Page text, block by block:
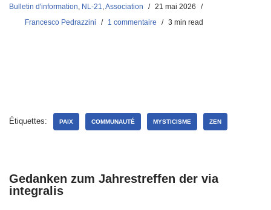
Bulletin d'information NL-21 Association
21 mai 2026
Francesco Pedrazzini
1 commentaire 3 min read
Étiquettes: PAIX COMMUNAUTÉ MYSTICISME ZEN
Gedanken zum Jahrestreffen der via
integralis